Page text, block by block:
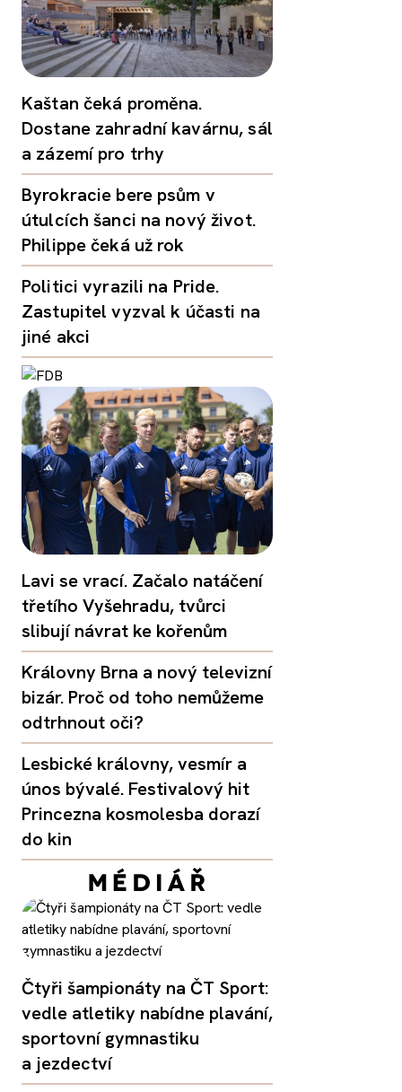
Kaštan čeká proměna.
Dostane zahradní kavárnu, sál
a zázemí pro trhy
Byrokracie bere psům v
útulcích šanci na nový život.
Philippe čeká už rok
Politici vyrazili na Pride.
Zastupitel vyzval k účasti na
jiné akci
Lavi se vrací. Začalo natáčení
třetího Vyšehradu, tvůrci
slibují návrat ke kořenům
Královny Brna a nový televizní
bizár. Proč od toho nemůžeme
odtrhnout oči?
Lesbické královny, vesmír a
únos bývalé. Festivalový hit
Princezna kosmolesba dorazí
do kin
Čtyři šampionáty na ČT Sport:
vedle atletiky nabídne plavání,
sportovní gymnastiku
a jezdectví